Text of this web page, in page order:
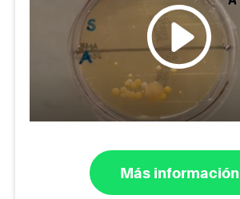
Más información